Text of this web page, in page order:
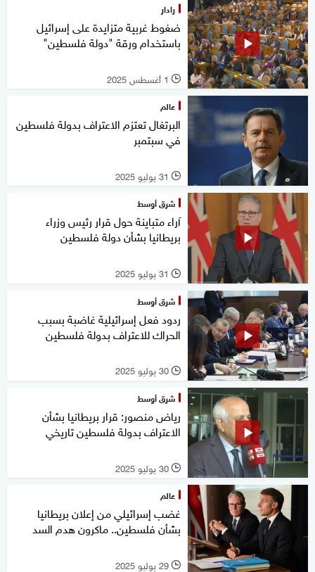
رادار
ضغوط غربية متزايدة على إسرائيل
باستخدام ورقة "دولة فلسطين"
l 1 أغسطس 2025
عالم
البرتغال تعتزم الاعتراف بدولة فلسطين
في سبتمبر
l 31 يوليو 2025
شرق أوسط
آراء متباينة حول قرار رئيس وزراء
بريطانيا بشأن دولة فلسطين
l 31 يوليو 2025
شرق أوسط
ردود فعل إسرائيلية غاضبة بسبب
الحراك للاعتراف بدولة فلسطين
l 30 يوليو 2025
شرق أوسط
رياض منصور: قرار بريطانيا بشأن
الاعتراف بدولة فلسطين تاريخي
l 30 يوليو 2025
عالم
غضب إسرائيلي من إعلان بريطانيا
بشأن فلسطين.. ماكرون هدم السد
l 29 يوليو 2025